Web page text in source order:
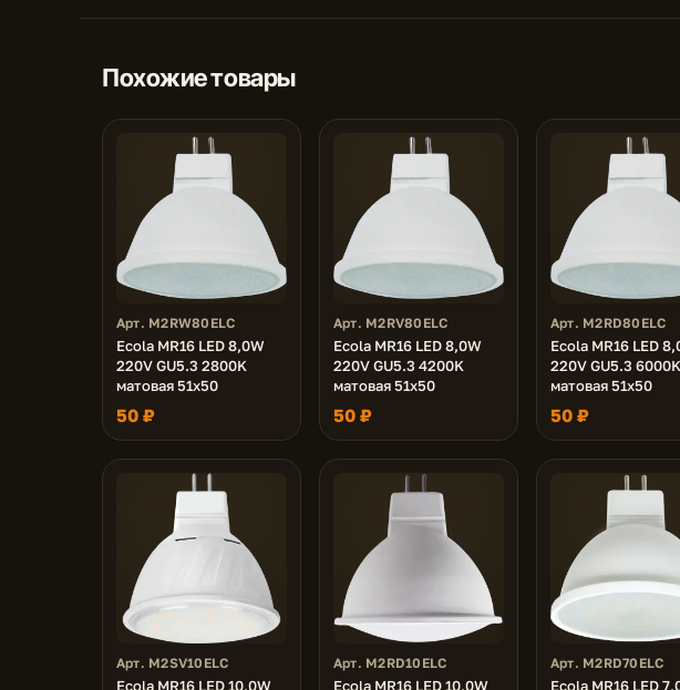
Похожие товары
Арт. M2RW80ELC
Ecola MR16 LED 8,0W
220V GU5.3 2800K
матовая 51x50
50 ₽
Арт. M2RV80ELC
Ecola MR16 LED 8,0W
220V GU5.3 4200K
матовая 51x50
50 ₽
Арт. M2RD80ELC
Ecola MR16 LED
220V GU5.3 6000K
матовая 51x50
50 ₽
Арт. M2SV10ELC
Ecola MR16 LED 10,0W
Арт. M2RD10ELC
Ecola MR16 LED 10,0W
Арт. M2RD70ELC
Ecola MR16 LED